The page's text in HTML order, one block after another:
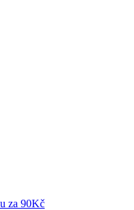
za 90Kč